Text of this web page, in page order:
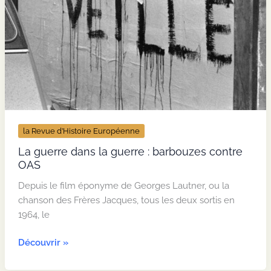
la Revue d’Histoire Européenne
La guerre dans la guerre : barbouzes contre
OAS
Depuis le film éponyme de Georges Lautner, ou la
chanson des Frères Jacques, tous les deux sortis en
1964, le
La
Découvrir »